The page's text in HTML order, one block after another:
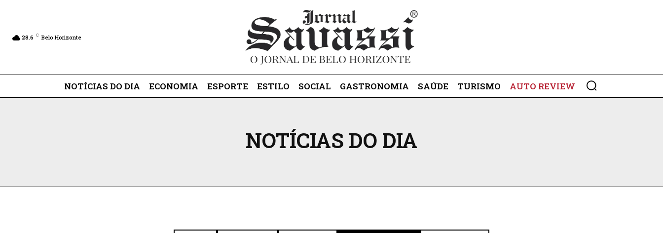
28.6 C Belo Horizonte
NOTÍCIAS DO DIA ECONOMIA ESPORTE ESTILO SOCIAL GASTRONOMIA SAÚDE TURISMO AUTO REVIEW
NOTÍCIAS DO DIA